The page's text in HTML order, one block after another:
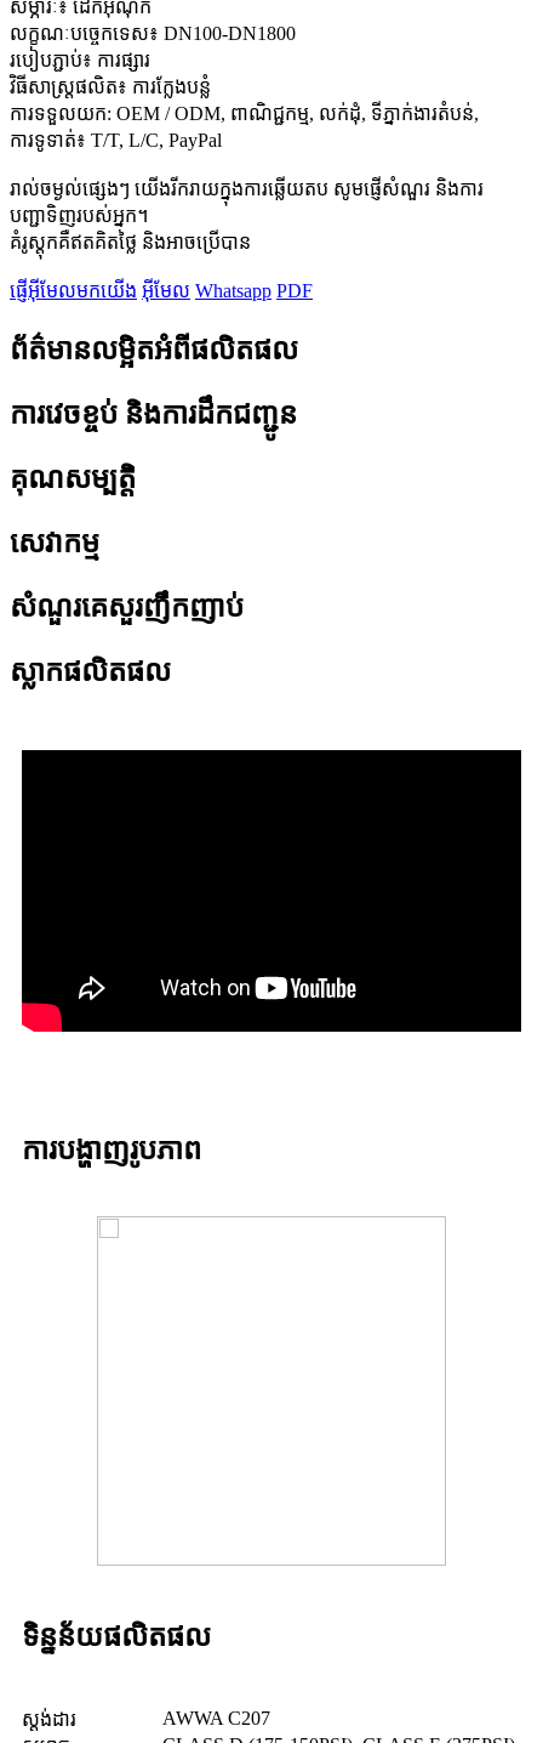
សម្ភារៈ៖ ដែកអ៊ីណុក
លក្ខណៈបច្ចេកទេស៖ DN100-DN1800
របៀបភ្ជាប់៖ ការផ្សារ
វិធីសាស្រ្តផលិត៖ ការក្លែងបន្លំ
ការទទួលយក: OEM / ODM, ពាណិជ្ជកម្ម, លក់ដុំ, ទីភ្នាក់ងារតំបន់,
ការទូទាត់៖ T/T, L/C, PayPal
រាល់ចម្ងល់ផ្សេងៗ យើងរីករាយក្នុងការឆ្លើយតប សូមផ្ញើសំណួរ និងការ
បញ្ជាទិញរបស់អ្នក។
គំរូស្តុកគឺឥតគិតថ្លៃ និងអាចប្រើបាន
ផ្ញើអ៊ីមែលមកយើង អ៊ីមែល Whatsapp PDF
ព័ត៌មានលម្អិតអំពីផលិតផល
ការវេចខ្ចប់ និងការដឹកជញ្ជូន
គុណសម្បត្តិ
សេវាកម្ម
សំណួរគេសួរញឹកញាប់
ស្លាកផលិតផល
ការបង្ហាញរូបភាព
ទិន្នន័យផលិតផល
ស្តង់ដារ
AWWA C207